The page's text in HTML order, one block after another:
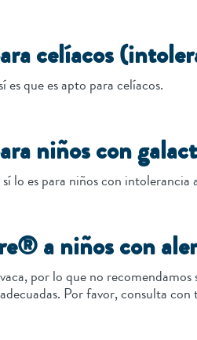
celíacos
que es apto para celíacos.
niños con
lo es para niños con intolerancia
a niños con
por lo que no
Por favor, consulta con